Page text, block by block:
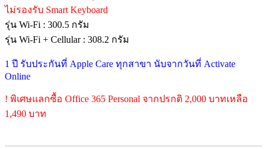
ไม่รองรับ Smart Keyboard
รุ่น Wi-Fi : 300.5 กรัม
รุ่น Wi-Fi + Cellular : 308.2 กรัม
1 ปี รับประกันที่ Apple Care ทุกสาขา นับจากวันที่ Activate
Online
! พิเศษแลกซื้อ Office 365 Personal จากปรกติ 2,000 บาทเหลือ
1,490 บาท